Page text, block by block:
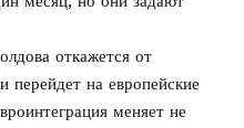
откажется от
на европейские
меняет не